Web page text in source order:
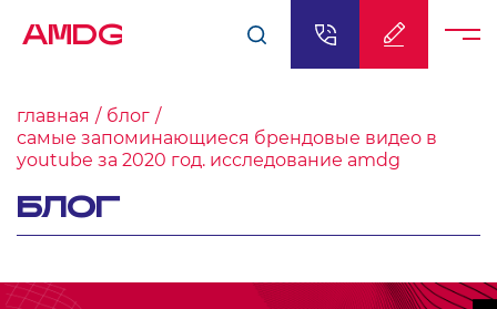
AMDG
главная
блог
самые запоминающиеся брендовые видео в
youtube за 2020 год. исследование amdg
БЛОГ